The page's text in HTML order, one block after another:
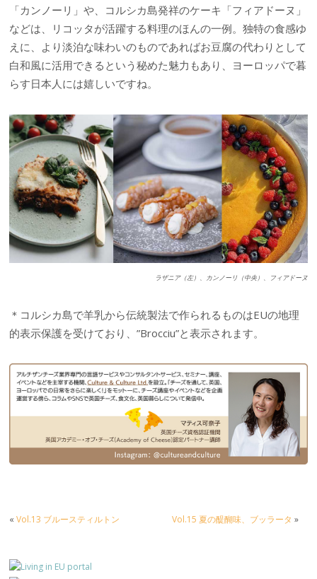
「カンノーリ」や、コルシカ島発祥のケーキ「フィアドーヌ」
などは、リコッタが活躍する料理のほんの一例。独特の食感ゆ
えに、より淡泊な味わいのものであればお豆腐の代わりとして
白和風に活用できるという秘めた魅力もあり、ヨーロッパで暮
らす日本人には嬉しいですね。
ラザニア（左）、カンノーリ（中央）、フィアドーヌ
＊コルシカ島で羊乳から伝統製法で作られるものはEUの地理
的表示保護を受けており、”Brocciu”と表示されます。
«Vol.13 ブルースティルトン Vol.15 夏の醍醐味、ブッラータ »